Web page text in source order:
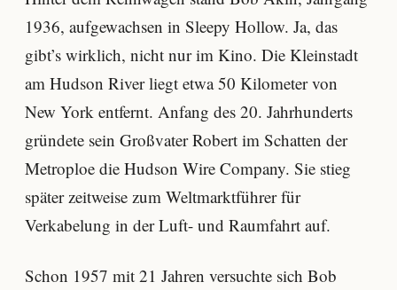
1936, aufgewachsen in Sleepy Hollow. Ja, das
gibt’s wirklich, nicht nur im Kino. Die Kleinstadt
am Hudson River liegt etwa 50 Kilometer von
New York entfernt. Anfang des 20. Jahrhunderts
gründete sein Großvater Robert im Schatten der
Metroploe die Hudson Wire Company. Sie stieg
später zeitweise zum Weltmarktführer für
Verkabelung in der Luft- und Raumfahrt auf.
Schon 1957 mit 21 Jahren versuchte sich Bob